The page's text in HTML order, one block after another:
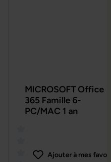
MICROSOFT Office
365 Famille 6-
PC/MAC 1 an
Ajouter à mes